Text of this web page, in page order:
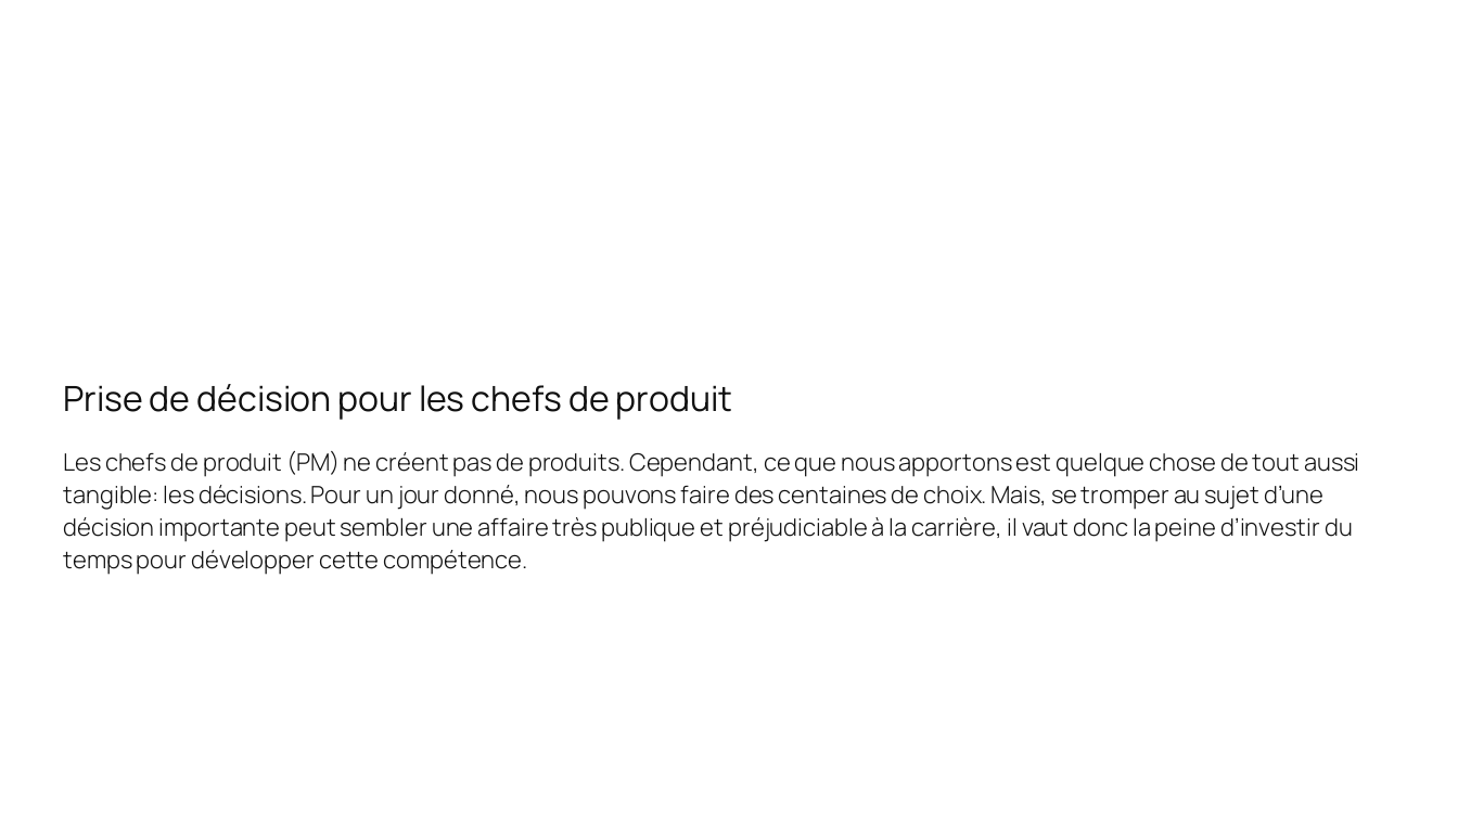
Prise de décision pour les chefs de produit
Les chefs de produit (PM) ne créent pas de produits. Cependant, ce que nous apportons est quelque chose de tout aussi
tangible: les décisions. Pour un jour donné, nous pouvons faire des centaines de choix. Mais, se tromper au sujet d’une
décision importante peut sembler une affaire très publique et préjudiciable à la carrière, il vaut donc la peine d’investir du
temps pour développer cette compétence.